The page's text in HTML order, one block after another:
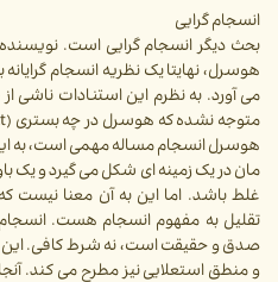
انسجام گرایی
بحث دیگر انسجام گرایی است.
هوسرل، نهایتا یک نظریه انسجام
می آورد. به نظرم این استنادات
هوسرل انسجام مساله مهمی است، به
مان در یک زمینه ای شکل می گیرد و یک
غلط باشد. اما این به آن معنا
تقلیل به مفهوم انسجام هست.
صدق و حقیقت است، نه شرط کافی.
و منطق استعلایی نیز مطرح می کند.